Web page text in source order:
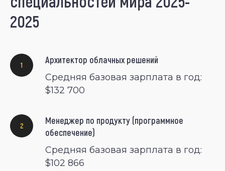
2025
Архитектор облачных решений
Средняя базовая зарплата в год:
$132 700
Менеджер по продукту (программное
обеспечение)
Средняя базовая зарплата в год:
$102 866